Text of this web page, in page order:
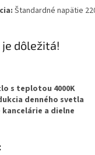
Štandardné napätie
dôležitá!
s teplotou 4000K
denného svetla
a dielne